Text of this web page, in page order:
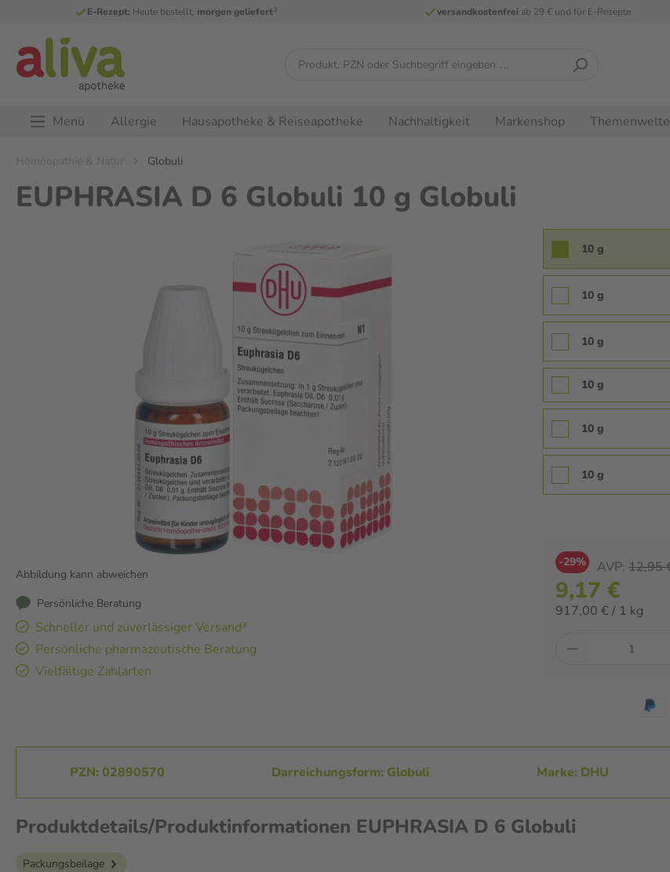
E-Rezept: Heute bestellt, morgen geliefert3 versandkostenfreiab 29 € und für E-Rezepte
Menü Allergie Hausapotheke & Reiseapotheke Nachhaltigkeit Markenshop
Homöopathie & Natur Globuli
EUPHRASIA D 6 Globuli 10 g Globuli
Abbildung kann abweichen
Persönliche Beratung
Schneller und zuverlässiger Versand³
Persönliche pharmazeutische Beratung
Vielfältige Zahlarten
10 g
10 g
10 g
10 g
10 g
10 g
-29% AVP: 12,95
9,17 €
917,00 € / 1 kg
PZN: 02890570 Darreichungsform: Globuli Marke: DHU
Produktdetails/Produktinformationen EUPHRASIA D 6 Globuli
Packungsbeilage